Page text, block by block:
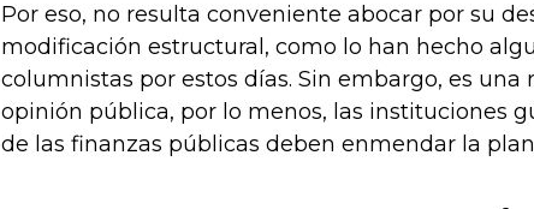
Por eso, no resulta conveniente abocar por su
modificación estructural, como lo han hecho
columnistas por estos días. Sin embargo, es una
opinión pública, por lo menos, las instituciones
de las finanzas públicas deben enmendar la